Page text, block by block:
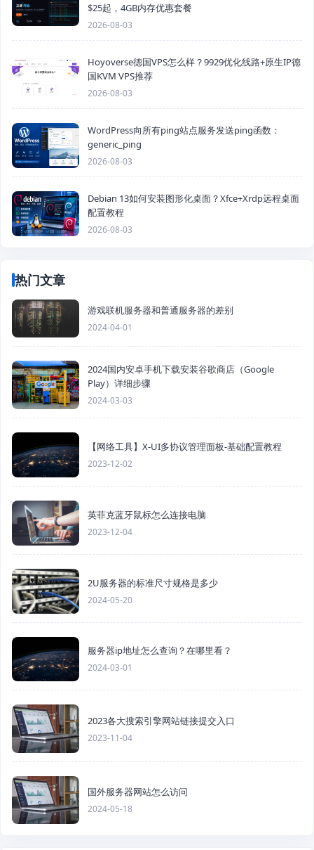
$25起，4GB内存优惠套餐
2026-08-03
Hoyoverse德国VPS怎么样？9929优化线路+原生IP德
国KVM VPS推荐
2026-08-03
WordPress向所有ping站点服务发送ping函数：
generic_ping
2026-08-03
Debian 13如何安装图形化桌面？Xfce+Xrdp远程桌面
配置教程
2026-08-03
热门文章
游戏联机服务器和普通服务器的差别
2024-04-01
2024国内安卓手机下载安装谷歌商店（Google
Play）详细步骤
2024-03-03
【网络工具】X-UI多协议管理面板-基础配置教程
2023-12-02
英菲克蓝牙鼠标怎么连接电脑
2023-12-04
2U服务器的标准尺寸规格是多少
2024-05-20
服务器ip地址怎么查询？在哪里看？
2024-03-01
2023各大搜索引擎网站链接提交入口
2023-11-04
国外服务器网站怎么访问
2024-05-18